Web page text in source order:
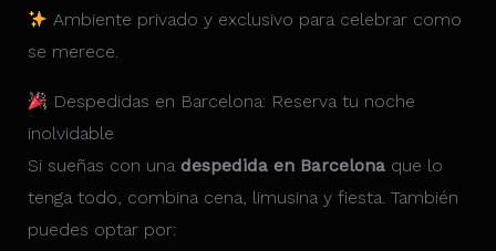
Ambiente privado y exclusivo para celebrar como
se merece.
Despedidas en Barcelona: Reserva tu noche
inolvidable
Si sueñas con una despedida en Barcelonaque lo
tenga todo, combina cena, limusina y fiesta. También
puedes optar por: